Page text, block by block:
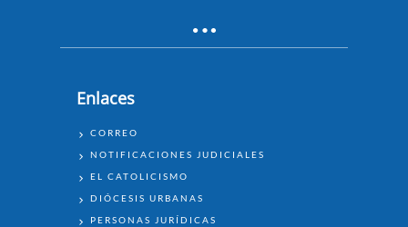
Enlaces
ENLACES
CORREO
NOTIFICACIONES JUDICIALES
EL CATOLICISMO
DIÓCESIS URBANAS
PERSONAS JURÍDICAS